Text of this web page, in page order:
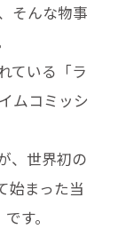
そんな物事
ている「ラ
ムコミッシ
、世界初の
始まった当
す。